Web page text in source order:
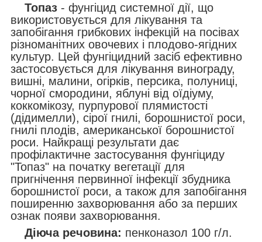
Топаз - фунгіцид системної дії, що
використовується для лікування та
запобігання грибкових інфекцій на посівах
різноманітних овочевих і плодово-ягідних
культур. Цей фунгіцидний засіб ефективно
застосовується для лікування винограду,
вишні, малини, огірків, персика, полуниці,
чорної смородини, яблуні від оїдіуму,
коккомікозу, пурпурової плямистості
(дідимелли), сірої гнилі, борошнистої роси,
гнилі плодів, американської борошнистої
роси. Найкращі результати дає
профілактичне застосування фунгіциду
"Топаз" на початку вегетації для
пригнічення первинної інфекції збудника
борошнистої роси, а також для запобігання
поширенню захворювання або за перших
ознак появи захворювання.
Діюча речовина: пенконазол 100 г/л.